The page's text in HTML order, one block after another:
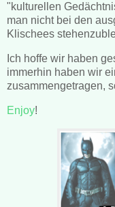
"kulturellen
man nicht bei den
Klischees
Ich hoffe wir haben
immerhin haben wir
zusammengetragen,
Enjoy!